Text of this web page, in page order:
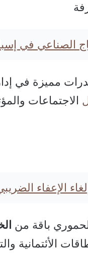
الصناعي في
مميزة في
الاجتماعات
الإعفاء
باقة من
الأئتمانية